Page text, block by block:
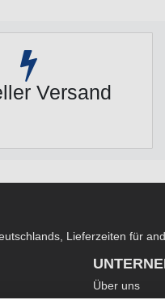
Versand
Lieferzeiten für
Über uns